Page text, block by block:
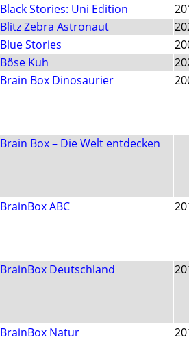
Black Stories: Uni Edition
Blitz Zebra Astronaut
Blue Stories
Böse Kuh
Brain Box Dinosaurier
Brain Box – Die Welt entdecken
BrainBox ABC
BrainBox Deutschland
BrainBox Natur